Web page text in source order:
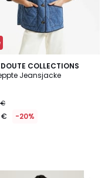
COLLECTIONS
Jeansjacke
€ -20%